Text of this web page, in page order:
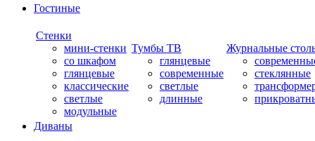
Гостиные
Стенки
мини-стенки
со шкафом
глянцевые
классические
светлые
модульные
Тумбы ТВ
глянцевые
современные
светлые
длинные
Журнальные
стеклянные
Диваны